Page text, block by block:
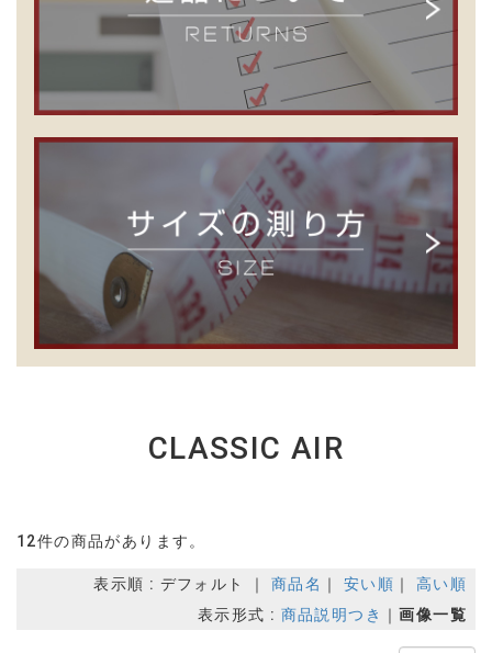
CLASSIC AIR
12件の商品があります。
表示順 : デフォルト ｜ 商品名 ｜ 安い順 ｜ 高い順
表示形式 : 商品説明つき ｜画像一覧